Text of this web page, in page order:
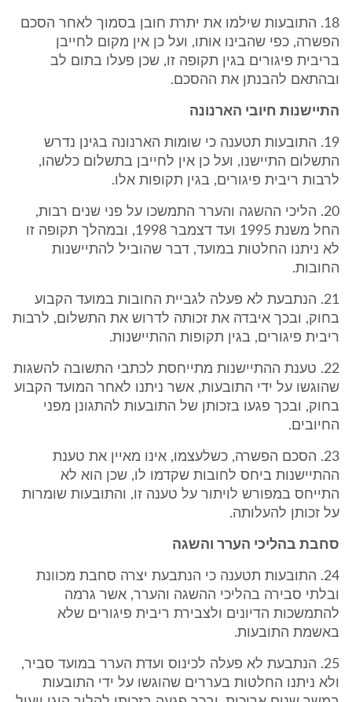
18. התובעות שילמו את יתרת חובן בסמוך לאחר הסכם
הפשרה, כפי שהבינו אותו, ועל כן אין מקום לחייבן
בריבית פיגורים בגין תקופה זו, שכן פעלו בתום לב
ובהתאם להבנתן את ההסכם.
התיישנות חיובי הארנונה
19. התובעות תטענה כי שומות הארנונה בגינן נדרש
התשלום התיישנו, ועל כן אין לחייבן בתשלום כלשהו,
לרבות ריבית פיגורים, בגין תקופות אלו.
20. הליכי ההשגה והערר התמשכו על פני שנים רבות,
החל משנת 1995 ועד דצמבר 1998, ובמהלך תקופה זו
לא ניתנו החלטות במועד, דבר שהוביל להתיישנות
החובות.
21. הנתבעת לא פעלה לגביית החובות במועד הקבוע
בחוק, ובכך איבדה את זכותה לדרוש את התשלום, לרבות
ריבית פיגורים, בגין תקופות ההתיישנות.
22. טענת ההתיישנות מתייחסת לכתבי התשובה להשגות
שהוגשו על ידי התובעות, אשר ניתנו לאחר המועד הקבוע
בחוק, ובכך פגעו בזכותן של התובעות להתגונן מפני
החיובים.
23. הסכם הפשרה, כשלעצמו, אינו מאיין את טענת
ההתיישנות ביחס לחובות שקדמו לו, שכן הוא לא
התייחס במפורש לויתור על טענה זו, והתובעות שומרות
על זכותן להעלותה.
סחבת בהליכי הערר והשגה
24. התובעות תטענה כי הנתבעת יצרה סחבת מכוונת
ובלתי סבירה בהליכי ההשגה והערר, אשר גרמה
להתמשכות הדיונים ולצבירת ריבית פיגורים שלא
באשמת התובעות.
25. הנתבעת לא פעלה לכינוס ועדת הערר במועד סביר,
ולא ניתנו החלטות בעררים שהוגשו על ידי התובעות